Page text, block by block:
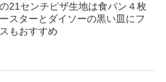
21センチピザ生地は食パン４枚
スターとダイソーの黒い皿にフ
もおすすめ